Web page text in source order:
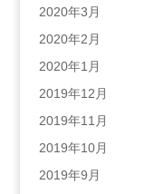
2020年3月
2020年2月
2020年1月
2019年12月
2019年11月
2019年10月
2019年9月